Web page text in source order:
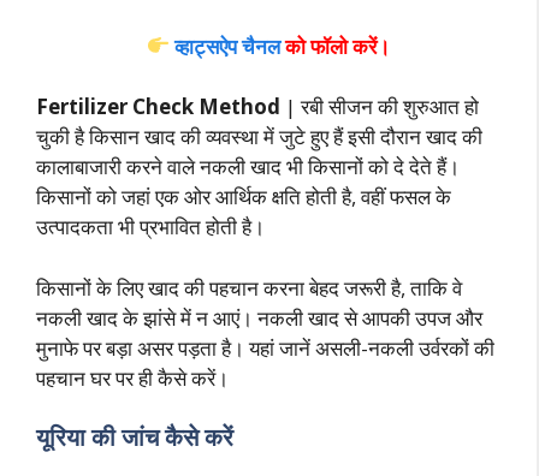
व्हाट्सऐप चैनलको फॉलो करें।
Fertilizer Check Method | रबी सीजन की शुरुआत हो
चुकी है किसान खाद की व्यवस्था में जुटे हुए हैं इसी दौरान खाद की
कालाबाजारी करने वाले नकली खाद भी किसानों को दे देते हैं।
किसानों को जहां एक ओर आर्थिक क्षति होती है, वहीं फसल के
उत्पादकता भी प्रभावित होती है।
किसानों के लिए खाद की पहचान करना बेहद जरूरी है, ताकि वे
नकली खाद के झांसे में न आएं। नकली खाद से आपकी उपज और
मुनाफे पर बड़ा असर पड़ता है। यहां जानें असली-नकली उर्वरकों की
पहचान घर पर ही कैसे करें।
यूरिया की जांच कैसे करें